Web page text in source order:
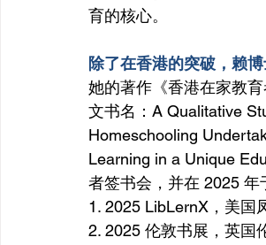
育的核心。
除了在香港的突破，赖
她的著作《香港在家教
文书名：A Qualitative
Homeschooling
Learning in a Unique
者签书会，并在 2025
1. 2025 LibLernX，美国
2. 2025 伦敦书展，英国